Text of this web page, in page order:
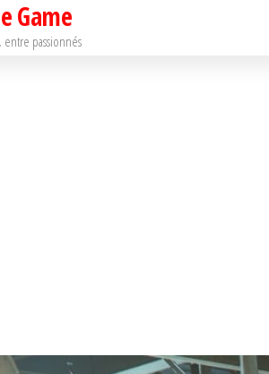
Game
entre passionnés